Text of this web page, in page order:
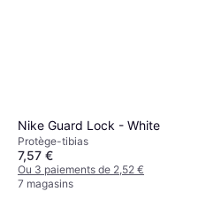
Nike Guard Lock - White
Protège-tibias
7,57 €
Ou 3 paiements de 2,52 €
7 magasins